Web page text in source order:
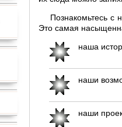
Познакомьтесь с
Это самая
наша
наши
наши